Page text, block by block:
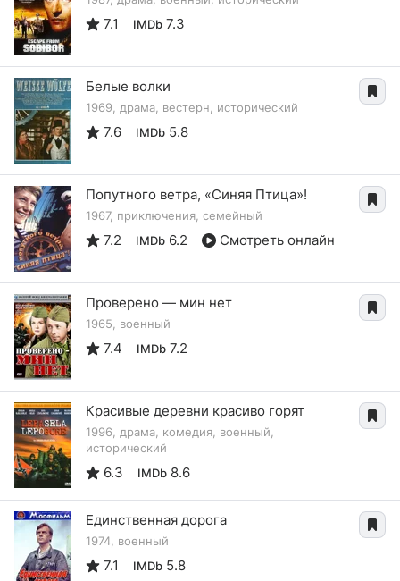
7.1 IMDb 7.3
Белые волки
1969, драма, вестерн, исторический
7.6 IMDb 5.8
Попутного ветра, «Синяя Птица»!
1967, приключения, семейный
7.2 IMDb 6.2 Смотреть онлайн
Проверено — мин нет
1965, военный
7.4 IMDb 7.2
Красивые деревни красиво горят
1996, драма, комедия, военный,
исторический
6.3 IMDb 8.6
Единственная дорога
1974, военный
7.1 IMDb 5.8